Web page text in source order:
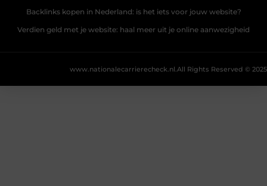
Backlinks kopen in Nederland: is het iets voor jouw website?
Verdien geld met je website: haal meer uit je online aanwezigheid
All Rights Reserved © 2025
www.nationalecarrierecheck.nl.